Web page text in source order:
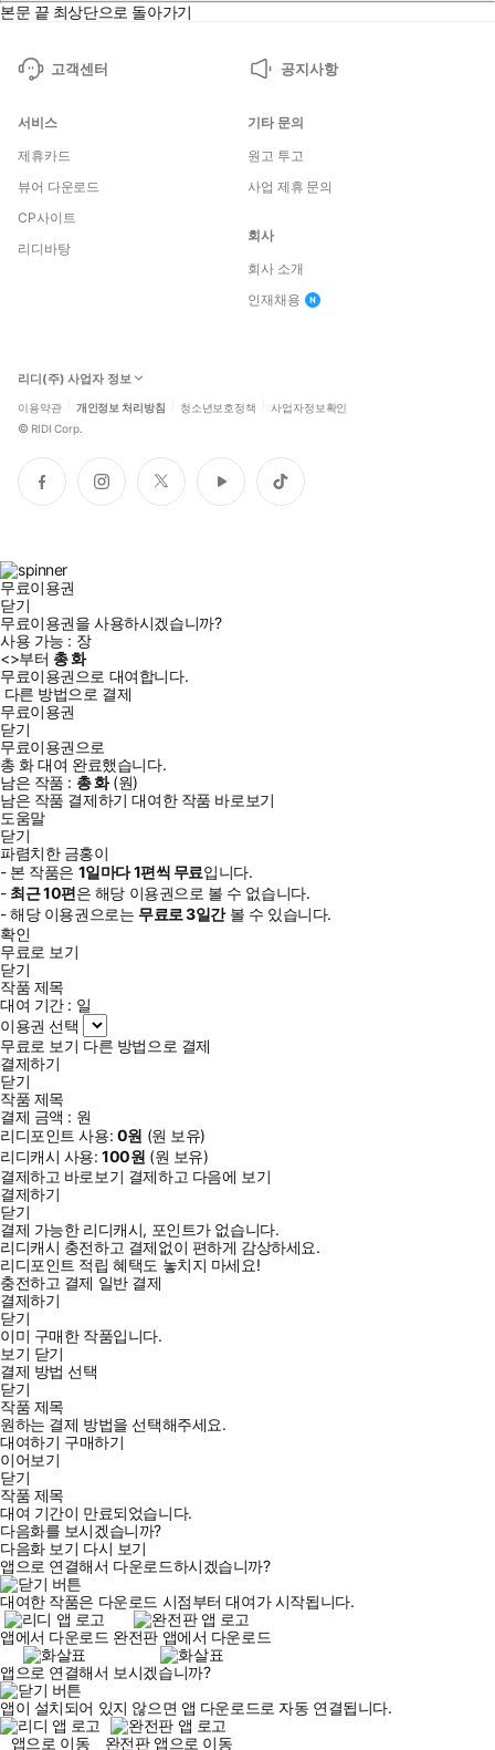
본문 끝 최상단으로 돌아가기
고객센터 공지사항
서비스
제휴카드
뷰어 다운로드
CP사이트
리디바탕
기타 문의
원고 투고
사업 제휴 문의
회사
회사 소개
인재채용
리디(주) 사업자 정보
이용약관 개인정보 처리방침 청소년보호정책 사업자정보확인
© RIDI Corp.
페
이
인
스
트
위
유
튜
틱
톡
무료이용권
닫기
무료이용권을 사용하시겠습니까?
사용 가능 : 장
<>부터 총화
무료이용권으로 대여합니다.
다른 방법으로 결제
무료이용권
닫기
무료이용권으로
총 화대여 완료했습니다.
남은 작품 : 총화(원)
남은 작품 결제하기 대여한 작품 바로보기
도움말
닫기
파렴치한 금홍이
- 본 작품은 1일마다1편씩 무료입니다.
- 최근10편은 해당 이용권으로 볼 수 없습니다.
- 해당 이용권으로는 무료로3일간볼 수 있습니다.
확인
무료로 보기
닫기
작품 제목
대여 기간 : 일
이용권 선택
무료로 보기 다른 방법으로 결제
결제하기
닫기
작품 제목
결제 금액 : 원
리디포인트 사용: 0원 (원 보유)
리디캐시 사용:100원 (원 보유)
결제하고 바로보기 결제하고 다음에 보기
결제하기
닫기
결제 가능한 리디캐시, 포인트가 없습니다.
리디캐시 충전하고 결제없이 편하게 감상하세요.
리디포인트 적립 혜택도 놓치지 마세요!
충전하고 결제 일반 결제
결제하기
닫기
이미 구매한 작품입니다.
보기 닫기
결제 방법 선택
닫기
작품 제목
원하는 결제 방법을 선택해주세요.
대여하기 구매하기
이어보기
닫기
작품 제목
대여 기간이 만료되었습니다.
다음화를 보시겠습니까?
다음화 보기 다시 보기
앱으로 연결해서 다운로드하시겠습니까?
대여한 작품은 다운로드 시점부터 대여가 시작됩니다.
앱에서 다운로드 완전판 앱에서 다운로드
앱으로 연결해서 보시겠습니까?
앱이 설치되어 있지 않으면 앱 다운로드로 자동 연결됩니다.
앱으로 이동
완전판 앱으로 이동